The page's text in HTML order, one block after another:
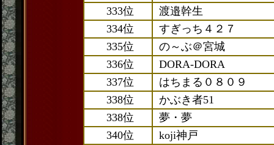
333位
渡邉幹生
334位
すぎっち４２７
335位
の～ぶ＠宮城
336位
DORA-DORA
337位
はちまる０８０９
338位
かぶき者51
338位
夢・夢
340位
koji神戸